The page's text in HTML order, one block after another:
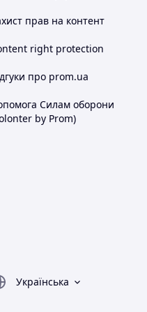
прав на контент
right protection
про prom.ua
Силам оборони
by Prom)
Українська